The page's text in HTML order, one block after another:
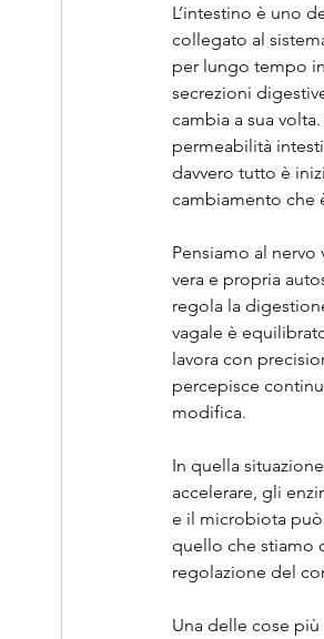
L’intestino è uno
collegato al
per lungo tempo
secrezioni
cambia a sua
permeabilità
davvero tutto è
cambiamento che
Pensiamo al
vera e propria
regola la
vagale è
lavora con
percepisce
modifica.
In quella
accelerare, gli
e il microbiota
quello che stiamo
regolazione del
Una delle cose